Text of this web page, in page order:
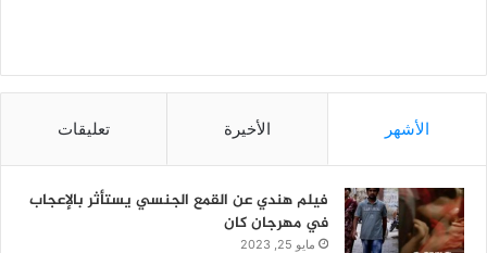
الأشهر الأخيرة تعليقات
فيلم هندي عن القمع الجنسي يستأثر بالإعجاب
في مهرجان كان
مايو 25, 2023